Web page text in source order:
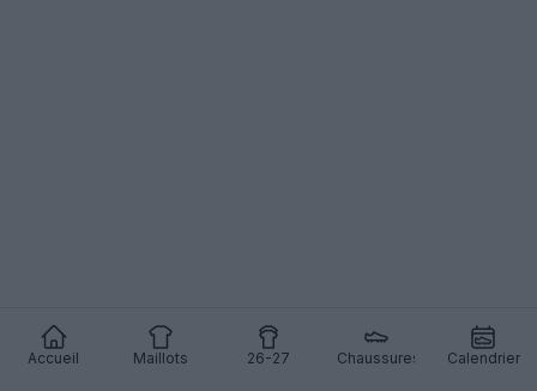
Accueil Maillots 26-27 Chaussures Calendrier